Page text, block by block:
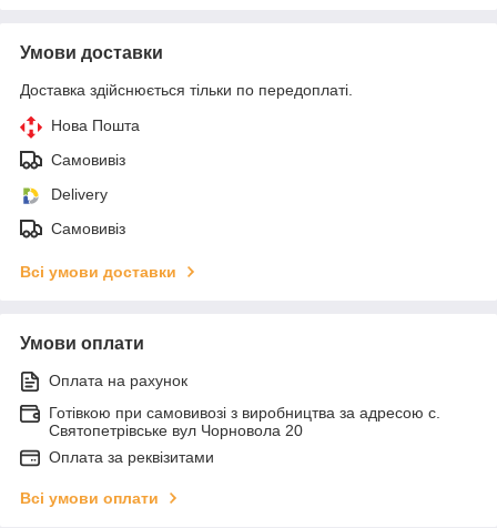
Умови доставки
Доставка здійснюється тільки по передоплаті.
Нова Пошта
Самовивіз
Delivery
Самовивіз
Всі умови доставки
Умови оплати
Оплата на рахунок
Готівкою при самовивозі з виробництва за адресою с.
Святопетрівське вул Чорновола 20
Оплата за реквізитами
Всі умови оплати